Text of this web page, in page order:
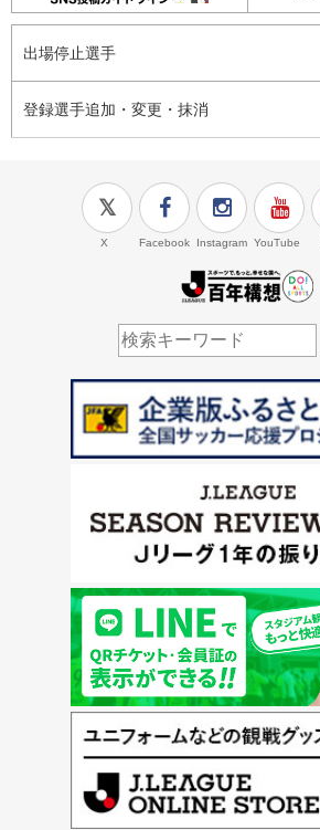
出場停止選手
登録選手追加・変更・抹消
X Facebook Instagram YouTube